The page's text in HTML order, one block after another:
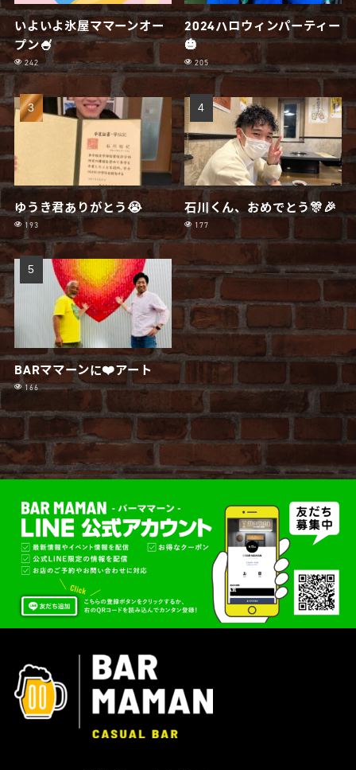
いよいよ氷屋ママーンオー
プン🍧
242
2024ハロウィンパーティー
🎃
205
ゆうき君ありがとう😭
193
石川くん、おめでとう🎊🎉
177
BARママーンに❤️アート
166